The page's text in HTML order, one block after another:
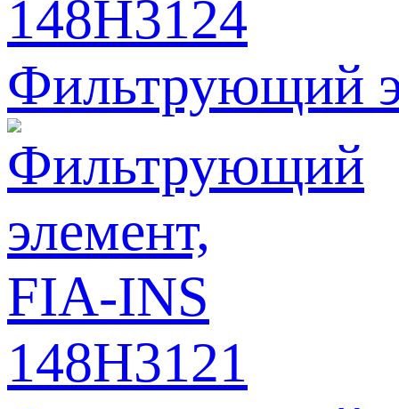
Фильтрующий